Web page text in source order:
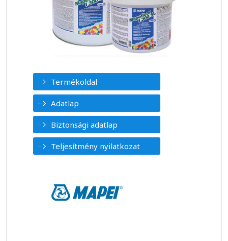
Termékoldal
Adatlap
Biztonsági adatlap
Teljesítmény nyilatkozat